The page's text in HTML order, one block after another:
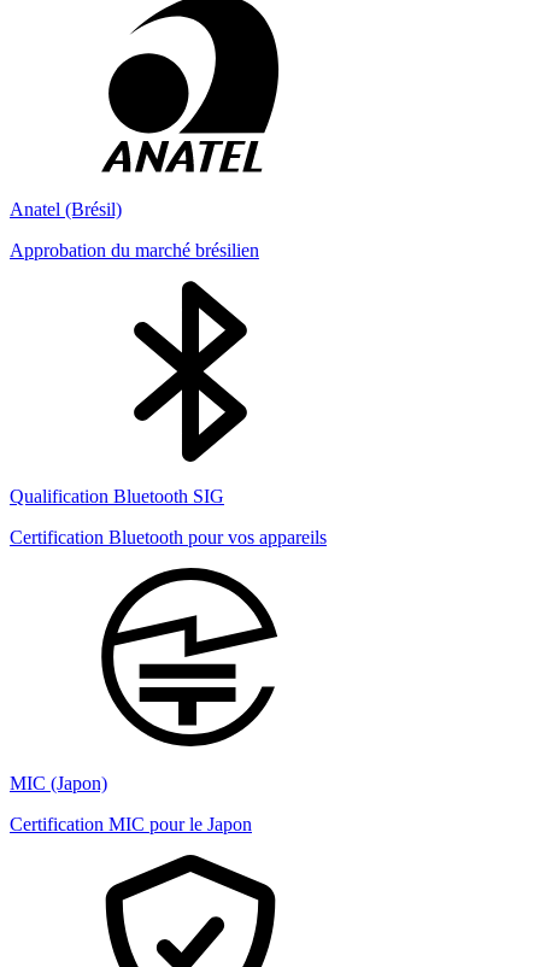
Anatel (Brésil)
Approbation du marché brésilien
Qualification Bluetooth SIG
Certification Bluetooth pour vos appareils
MIC (Japon)
Certification MIC pour le Japon